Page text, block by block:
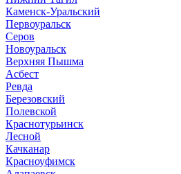
Каменск-Уральский
Первоуральск
Серов
Новоуральск
Верхняя Пышма
Асбест
Ревда
Березовский
Полевской
Краснотурьинск
Лесной
Качканар
Красноуфимск